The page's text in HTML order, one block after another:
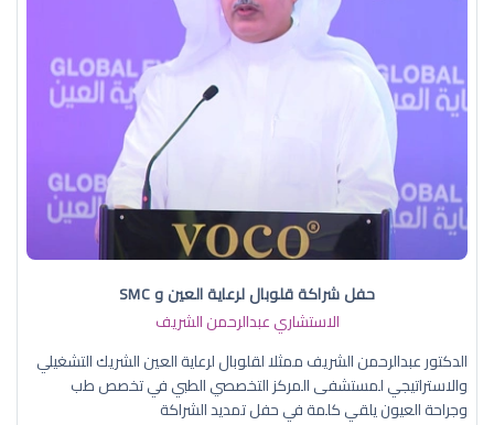
حفل شراكة قلوبال لرعاية العين و SMC
الاستشاري عبدالرحمن الشريف
الدكتور عبدالرحمن الشريف ممثلا لقلوبال لرعاية العين الشريك التشغيلي
والاستراتيجي لمستشفى المركز التخصصي الطبي في تخصص طب
وجراحة العيون يلقي كلمة في حفل تمديد الشراكة